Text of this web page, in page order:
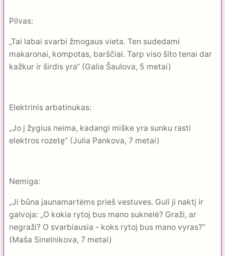
Pilvas:
„Tai labai svarbi žmogaus vieta. Ten sudedami
makaronai, kompotas, barščiai. Tarp viso šito tenai dar
kažkur ir širdis yra“ (Galia Šaulova, 5 metai)
Elektrinis arbatinukas:
„Jo į žygius neima, kadangi miške yra sunku rasti
elektros rozetę“ (Julia Pankova, 7 metai)
Nemiga:
„Ji būna jaunamartėms prieš vestuves. Guli ji naktį ir
galvoja: „O kokia rytoj bus mano suknelė? Graži, ar
negraži? O svarbiausia - koks rytoj bus mano vyras?“
(Maša Sinelnikova, 7 metai)